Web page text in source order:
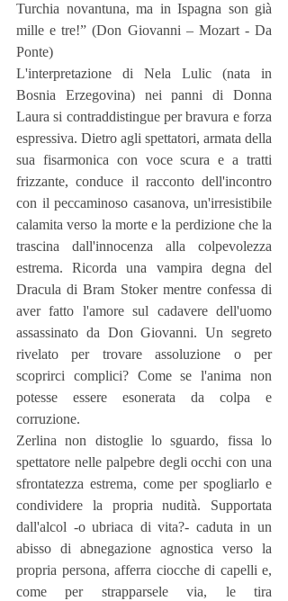
Turchia novantuna, ma in Ispagna son già
mille e tre!” (Don Giovanni – Mozart - Da
Ponte)
L'interpretazione di Nela Lulic (nata in
Bosnia Erzegovina) nei panni di Donna
Laura si contraddistingue per bravura e forza
espressiva. Dietro agli spettatori, armata della
sua fisarmonica con voce scura e a tratti
frizzante, conduce il racconto dell'incontro
con il peccaminoso casanova, un'irresistibile
calamita verso la morte e la perdizione che la
trascina dall'innocenza alla colpevolezza
estrema. Ricorda una vampira degna del
Dracula di Bram Stoker mentre confessa di
aver fatto l'amore sul cadavere dell'uomo
assassinato da Don Giovanni. Un segreto
rivelato per trovare assoluzione o per
scoprirci complici? Come se l'anima non
potesse essere esonerata da colpa e
corruzione.
Zerlina non distoglie lo sguardo, fissa lo
spettatore nelle palpebre degli occhi con una
sfrontatezza estrema, come per spogliarlo e
condividere la propria nudità. Supportata
dall'alcol -o ubriaca di vita?- caduta in un
abisso di abnegazione agnostica verso la
propria persona, afferra ciocche di capelli e,
come per strapparsele via, le tira